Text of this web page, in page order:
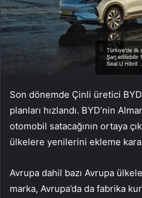
Son dönemde Çinli üretici
planları hızlandı. BYD’nin
otomobil satacağının ortaya
ülkelere yenilerini ekleme
Avrupa dahil bazı Avrupa
marka, Avrupa’da da fabrika